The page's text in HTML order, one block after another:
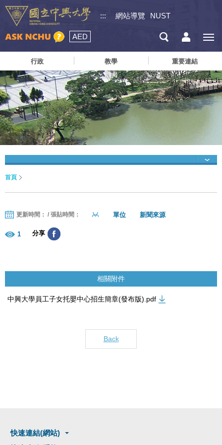
::: 網站導覽 NUST
AED
行政 教學 重要連結
首頁
更新時間： / 張貼時間： 單位 新聞來源
1 分享
相關附件
中興大學員工子女托嬰中心招生簡章(發布版).pdf
Back
快速連結(網站)